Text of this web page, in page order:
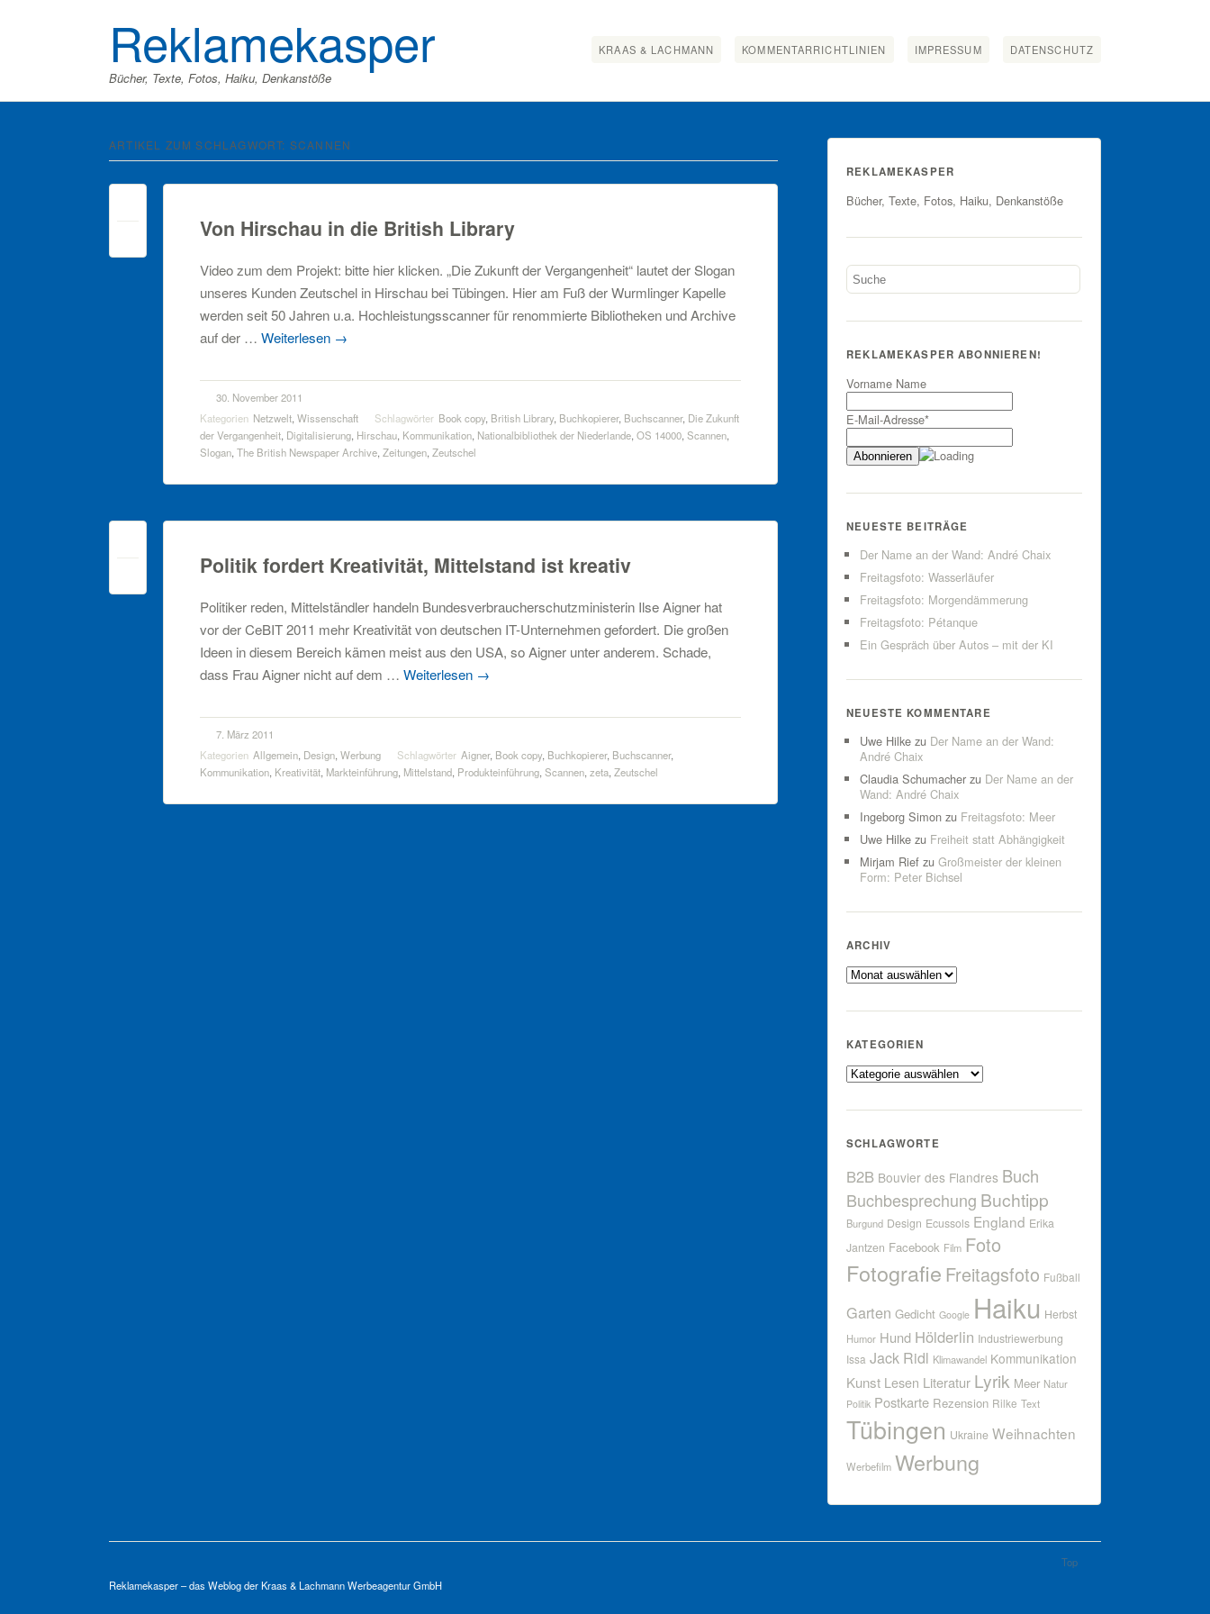
Reklamekasper
Bücher, Texte, Fotos, Haiku, Denkanstöße
KRAAS & LACHMANN KOMMENTARRICHTLINIEN IMPRESSUM DATENSCHUTZ
ARTIKEL ZUM SCHLAGWORT: SCANNEN
Von Hirschau in die British Library
Video zum dem Projekt: bitte hier klicken. „Die Zukunft der Vergangenheit“ lautet der Slogan
unseres Kunden Zeutschel in Hirschau bei Tübingen. Hier am Fuß der Wurmlinger Kapelle
werden seit 50 Jahren u.a. Hochleistungsscanner für renommierte Bibliotheken und Archive
auf der … Weiterlesen →
30. November 2011
Kategorien Netzwelt, Wissenschaft Schlagwörter Book copy, British Library, Buchkopierer, Buchscanner, Die Zukunft
der Vergangenheit, Digitalisierung, Hirschau, Kommunikation, Nationalbibliothek der Niederlande, OS 14000, Scannen,
Slogan, The British Newspaper Archive, Zeitungen, Zeutschel
Politik fordert Kreativität, Mittelstand ist kreativ
Politiker reden, Mittelständler handeln Bundesverbraucherschutzministerin Ilse Aigner hat
vor der CeBIT 2011 mehr Kreativität von deutschen IT-Unternehmen gefordert. Die großen
Ideen in diesem Bereich kämen meist aus den USA, so Aigner unter anderem. Schade,
dass Frau Aigner nicht auf dem … Weiterlesen →
7. März 2011
Kategorien Allgemein, Design, Werbung Schlagwörter Aigner, Book copy, Buchkopierer, Buchscanner,
Kommunikation, Kreativität, Markteinführung, Mittelstand, Produkteinführung, Scannen, zeta, Zeutschel
REKLAMEKASPER
Bücher, Texte, Fotos, Haiku, Denkanstöße
REKLAMEKASPER ABONNIEREN!
Vorname Name
E-Mail-Adresse*
NEUESTE BEITRÄGE
Der Name an der Wand: André Chaix
Freitagsfoto: Wasserläufer
Freitagsfoto: Morgendämmerung
Freitagsfoto: Pétanque
Ein Gespräch über Autos – mit der KI
NEUESTE KOMMENTARE
Uwe Hilke zu Der Name an der Wand:
André Chaix
Claudia Schumacher zu Der Name an der
Wand: André Chaix
Ingeborg Simon zu Freitagsfoto: Meer
Uwe Hilke zu Freiheit statt Abhängigkeit
Mirjam Rief zuGroßmeister der kleinen
Form: Peter Bichsel
ARCHIV
Archiv
KATEGORIEN
Kategorien
SCHLAGWORTE
B2B Bouvier des Flandres Buch
Buchbesprechung Buchtipp
Burgund Design Ecussols England Erika
Jantzen Facebook Film Foto
Fotografie Freitagsfoto Fußball
Garten Gedicht Google Haiku Herbst
Humor Hund Hölderlin Industriewerbung
Issa Jack Ridl Klimawandel Kommunikation
Kunst Lesen Literatur Lyrik Meer Natur
Politik Postkarte Rezension Rilke Text
Tübingen Ukraine Weihnachten
Werbefilm Werbung
Reklamekasper – das Weblog derKraas & Lachmann Werbeagentur GmbH
Top